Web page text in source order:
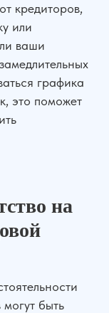
кредиторов,
или
ваши
графика
это поможет
на
быть